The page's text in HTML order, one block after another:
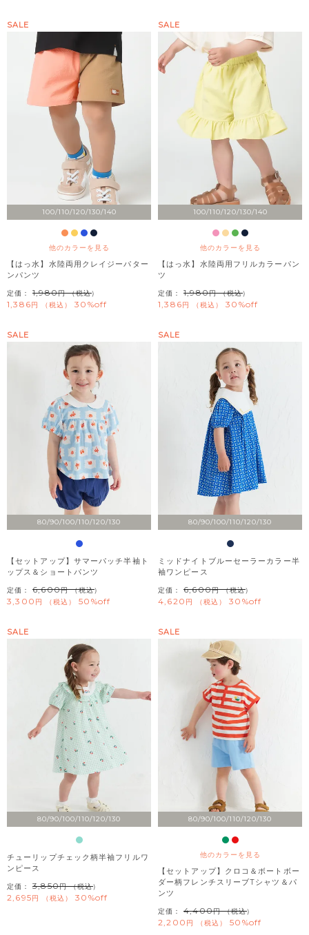
100/110/120/130/140
他のカラーを見る
SALE
【はっ水】水陸両用クレイジーパター
ンパンツ
定価： 1,980 （税込）
1,386 税込 30%off
100/110/120/130/140
他のカラーを見る
SALE
【はっ水】水陸両用フリルカラーパン
ツ
定価： 1,980 （税込）
1,386 税込 30%off
80/90/100/110/120/130
SALE
【セットアップ】サマーパッチ半袖ト
ップス＆ショートパンツ
定価： 6,600 （税込）
3,300 税込 50%off
80/90/100/110/120/130
SALE
ミッドナイトブルーセーラーカラー半
袖ワンピース
定価： 6,600 （税込）
4,620 税込 30%off
80/90/100/110/120/130
SALE
チューリップチェック柄半袖フリルワ
ンピース
定価： 3,850 （税込）
2,695 税込 30%off
80/90/100/110/120/130
他のカラーを見る
SALE
【セットアップ】クロコ＆ボートボー
ダー柄フレンチスリーブTシャツ＆パ
ンツ
定価： 4,400 （税込）
2,200 税込 50%off